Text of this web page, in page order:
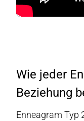
Wie jeder
Beziehung
Enneagram Typ